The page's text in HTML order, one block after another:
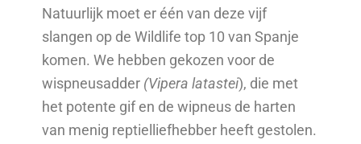
Natuurlijk moet er één van deze vijf
slangen op de Wildlife top 10 van Spanje
komen. We hebben gekozen voor de
wispneusadder (Vipera latastei), die met
het potente gif en de wipneus de harten
van menig reptielliefhebber heeft gestolen.